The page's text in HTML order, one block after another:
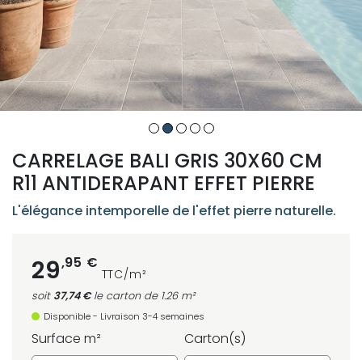
CARRELAGE BALI GRIS 30X60 CM
R11 ANTIDERAPANT EFFET PIERRE
L'élégance intemporelle de l'effet pierre naturelle.
29,95 €
TTC/m²
soit 37,74 €le carton de 1.26 m²
Disponible - Livraison 3-4 semaines
Surface m²
Carton(s)